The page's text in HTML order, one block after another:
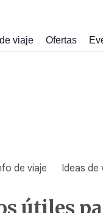
viaje Ofertas
de viaje Ideas de